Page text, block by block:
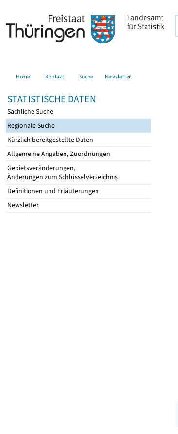
Home Kontakt Suche Newsletter
STATISTISCHE DATEN
Sachliche Suche
Regionale Suche
Kürzlich bereitgestellte Daten
Allgemeine Angaben, Zuordnungen
Gebietsveränderungen,
Änderungen zum Schlüsselverzeichnis
Definitionen und Erläuterungen
Newsletter